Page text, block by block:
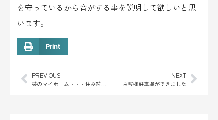
を守っているから音がする事を説明して欲しいと思
います。
Print
PREVIOUS NEXT
お客様駐車場ができました